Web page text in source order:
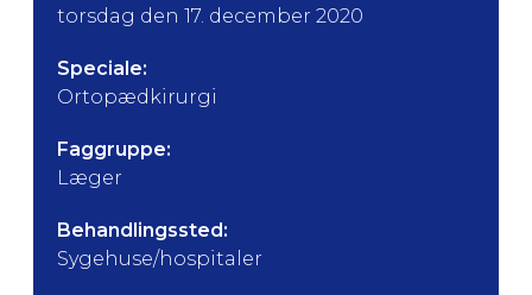
torsdag den 17. december 2020
Speciale:
Ortopædkirurgi
Faggruppe:
Læger
Behandlingssted:
Sygehuse/hospitaler